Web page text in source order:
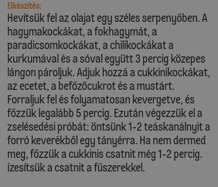
Elkészítés:
Hevítsük fel az olajat egy széles serpenyőben. A
hagymakockákat, a fokhagymát, a
paradicsomkockákat, a chilikockákat a
kurkumával és a sóval együtt 3 percig közepes
lángon pároljuk. Adjuk hozzá a cukkinikockákat,
az ecetet, a befőzőcukrot és a mustárt.
Forraljuk fel és folyamatosan kevergetve, és
főzzük legalább 5 percig. Ezután végezzük el a
zselésedési próbát: öntsünk 1-2 teáskanálnyit a
forró keverékből egy tányérra. Ha nem dermed
meg, főzzük a cukkinis csatnit még 1-2 percig.
Ízesítsük a csatnit a fűszerekkel.